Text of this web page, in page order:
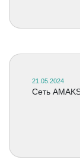
21.05.2024
Cеть